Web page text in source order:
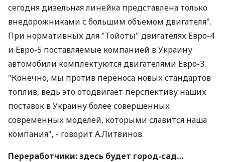
сегодня дизельная линейка представлена только
внедорожниками с большим объемом двигателя".
При нормативных для "Тойоты" двигателях Евро-4
и Евро-5 поставляемые компанией в Украину
автомобили комплектуются двигателями Евро-3.
"Конечно, мы против переноса новых стандартов
топлив, ведь это отодвигает перспективу наших
поставок в Украину более совершенных
современных моделей, которыми славится наша
компания", - говорит А.Литвинов.
Переработчики: здесь будет город-сад…